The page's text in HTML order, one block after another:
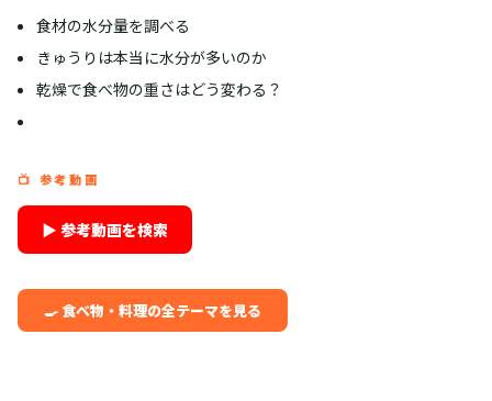
食材の水分量を調べる
きゅうりは本当に水分が多いのか
乾燥で食べ物の重さはどう変わる？
📺 参考動画
▶ 参考動画を検索
🍳 食べ物・料理の全テーマを見る